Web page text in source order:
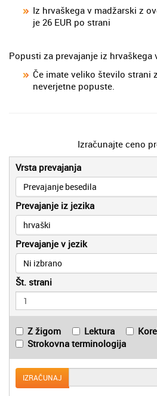
Iz hrvaškega v madžarski z
je 26 EUR po strani
Popusti za prevajanje iz hrvaškega
Če imate veliko število strani
neverjetne popuste.
Izračunajte ceno
Vrsta prevajanja
Prevajanje besedila
Prevajanje iz jezika
hrvaški
Prevajanje v jezik
Ni izbrano
Št. strani
Z žigom Lektura
Strokovna terminologija
IZRAČUNAJ